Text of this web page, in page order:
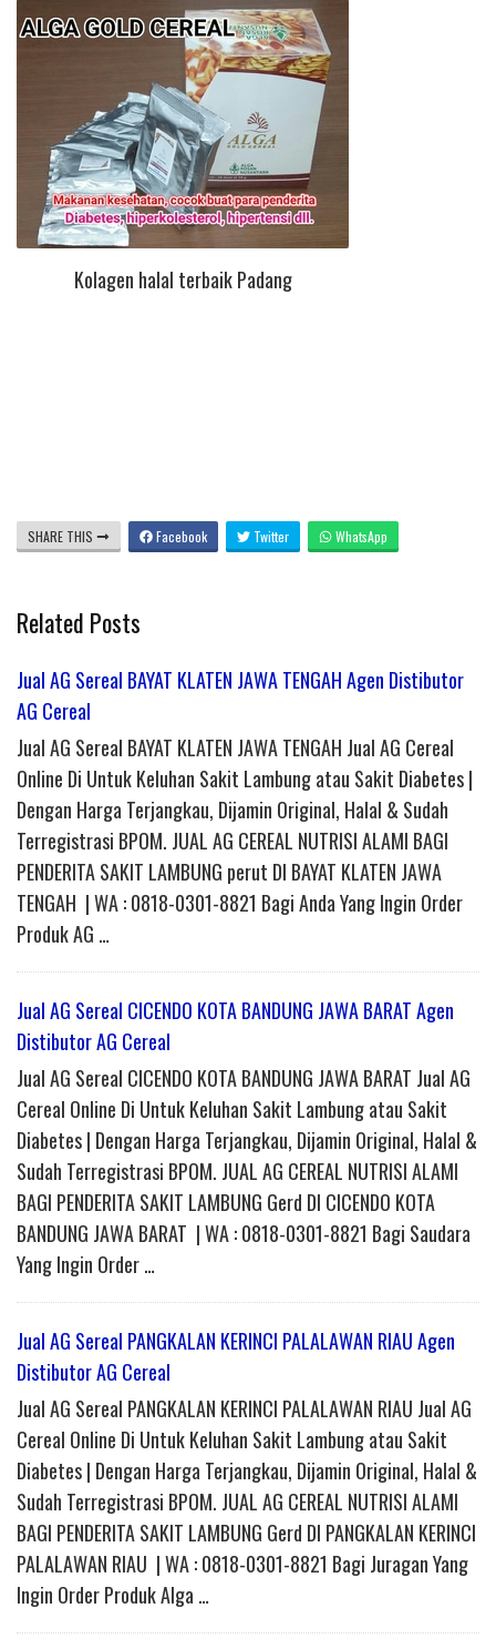
Kolagen halal terbaik Padang
SHARE THIS Facebook Twitter WhatsApp
Related Posts
Jual AG Sereal BAYAT KLATEN JAWA TENGAH Agen Distibutor
AG Cereal
Jual AG Sereal BAYAT KLATEN JAWA TENGAH Jual AG Cereal
Online Di Untuk Keluhan Sakit Lambung atau Sakit Diabetes |
Dengan Harga Terjangkau, Dijamin Original, Halal & Sudah
Terregistrasi BPOM. JUAL AG CEREAL NUTRISI ALAMI BAGI
PENDERITA SAKIT LAMBUNG perut DI BAYAT KLATEN JAWA
TENGAH | WA : 0818-0301-8821 Bagi Anda Yang Ingin Order
Produk AG …
Jual AG Sereal CICENDO KOTA BANDUNG JAWA BARAT Agen
Distibutor AG Cereal
Jual AG Sereal CICENDO KOTA BANDUNG JAWA BARAT Jual AG
Cereal Online Di Untuk Keluhan Sakit Lambung atau Sakit
Diabetes | Dengan Harga Terjangkau, Dijamin Original, Halal &
Sudah Terregistrasi BPOM. JUAL AG CEREAL NUTRISI ALAMI
BAGI PENDERITA SAKIT LAMBUNG Gerd DI CICENDO KOTA
BANDUNG JAWA BARAT | WA : 0818-0301-8821 Bagi Saudara
Yang Ingin Order …
Jual AG Sereal PANGKALAN KERINCI PALALAWAN RIAU Agen
Distibutor AG Cereal
Jual AG Sereal PANGKALAN KERINCI PALALAWAN RIAU Jual AG
Cereal Online Di Untuk Keluhan Sakit Lambung atau Sakit
Diabetes | Dengan Harga Terjangkau, Dijamin Original, Halal &
Sudah Terregistrasi BPOM. JUAL AG CEREAL NUTRISI ALAMI
BAGI PENDERITA SAKIT LAMBUNG Gerd DI PANGKALAN KERINCI
PALALAWAN RIAU | WA : 0818-0301-8821 Bagi Juragan Yang
Ingin Order Produk Alga …